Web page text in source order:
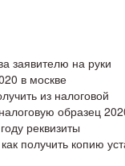
заявителю на руки
в москве
из налоговой
образец
реквизиты
получить копию